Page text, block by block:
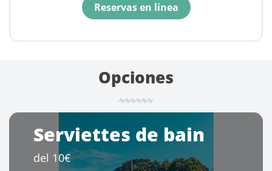
Reservas en linea
Reservas en linea
Opciones
Serviettes de bain
del 10€